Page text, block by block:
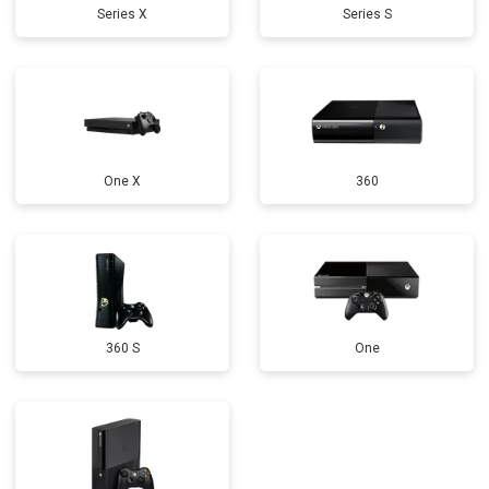
Series X Series S
One X 360
360 S One